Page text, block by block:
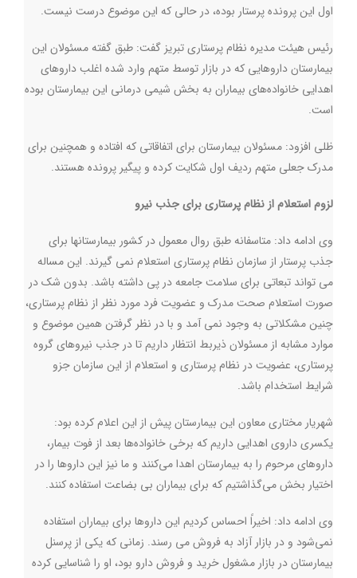
اول این پرونده پرستار بوده، در حالی که این موضوع درست نیست.
رئیس هیئت مدیره نظام پرستاری تبریز گفت: طبق گفته مسئولان این
بیمارستان داروهایی که در بازار توسط متهم وارد شده اغلب داروهای
اهدایی خانواده‌های بیماران به بخش شیمی درمانی این بیمارستان بوده
است.
ظلی افزود: مسئولان بیمارستان‌ برای اتفاقاتی که افتاده و همچنین برای
مدرک جعلی متهم ردیف اول شکایت کرده‌ و پیگیر پرونده هستند.
لزوم استعلام از نظام پرستاری برای جذب نیرو
وی ادامه داد: متاسفانه طبق روال معمول در کشور بیمارستانها برای
جذب پرستار از سازمان نظام پرستاری استعلام نمی گیرند. این مساله
می تواند تبعاتی برای سلامت جامعه در پی داشته باشد. بدون شک در
صورت استعلام صحت مدرک و عضویت فرد مورد نظر از نظام پرستاری،
چنین مشکلاتی به وجود نمی آمد و با در نظر گرفتن همین موضوع و
موارد مشابه از مسئولان ذیربط انتظار داریم تا در جذب نیروهای گروه
پرستاری، عضویت در نظام پرستاری و استعلام از این سازمان جزو
شرایط استخدام باشد.
شهریار مختاری معاون این بیمارستان پیش از این اعلام کرده بود:
یکسری داروی اهدایی داریم که برخی خانواده‌ها بعد از فوت بیمار،
داروهای مرحوم را به بیمارستان اهدا می‌کنند و ما نیز این داروها را در
اختیار بخش می‌گذاشتیم که برای بیماران بی بضاعت استفاده کنند.
وی ادامه داد: اخیراً احساس کردیم این داروها برای بیماران استفاده
نمی‌شود و در بازار آزاد به فروش می رسند. زمانی که یکی از پرسنل
بیمارستان در بازار مشغول خرید و فروش دارو بود، او را شناسایی کرده